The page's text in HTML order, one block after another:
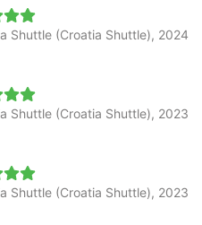
要记住，有时候前往这些目
程，因为如果不提前预订返
通工具。
高。坐出租车的花费肯定比
吧。
外停站而支付额外费用的思想
括在车费内。通常搜索结果
Shuttle (Croatia Shuttle), 2024
Shuttle (Croatia Shuttle), 2023
Shuttle (Croatia Shuttle), 2023